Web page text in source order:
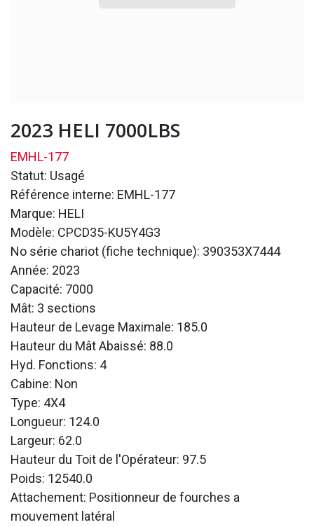
2023 HELI 7000LBS
EMHL-177
Statut: Usagé
Référence interne: EMHL-177
Marque: HELI
Modèle: CPCD35-KU5Y4G3
No série chariot (fiche technique): 390353X7444
Année: 2023
Capacité: 7000
Mât: 3 sections
Hauteur de Levage Maximale: 185.0
Hauteur du Mât Abaissé: 88.0
Hyd. Fonctions: 4
Cabine: Non
Type: 4X4
Longueur: 124.0
Largeur: 62.0
Hauteur du Toit de l'Opérateur: 97.5
Poids: 12540.0
Attachement: Positionneur de fourches a
mouvement latéral